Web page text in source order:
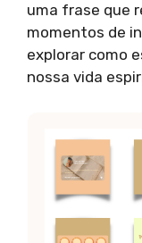
uma frase que
momentos de
explorar como
nossa vida